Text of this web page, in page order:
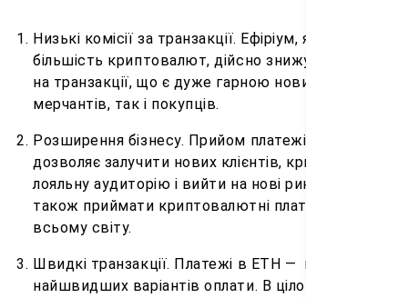
Низькі комісії за транзакції. Ефіріум, як і
більшість криптовалют, дійсно знижує витрати
на транзакції, що є дуже гарною новиною як для
мерчантів, так і покупців.
Розширення бізнесу. Прийом платежів в ETH
дозволяє залучити нових клієнтів, крипто-
лояльну аудиторію і вийти на нові ринки, а
також приймати криптовалютні платежі по
всьому світу.
Швидкі транзакції. Платежі в ETH — це один з
найшвидших варіантів оплати. В цілому, час